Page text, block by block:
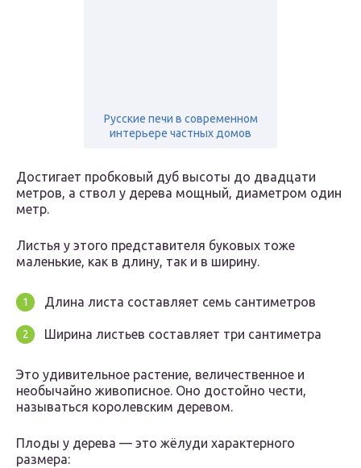
Русские печи в современном
интерьере частных домов
Достигает пробковый дуб высоты до двадцати
метров, а ствол у дерева мощный, диаметром один
метр.
Листья у этого представителя буковых тоже
маленькие, как в длину, так и в ширину.
Длина листа составляет семь сантиметров
Ширина листьев составляет три сантиметра
Это удивительное растение, величественное и
необычайно живописное. Оно достойно чести,
называться королевским деревом.
Плоды у дерева — это жёлуди характерного
размера: